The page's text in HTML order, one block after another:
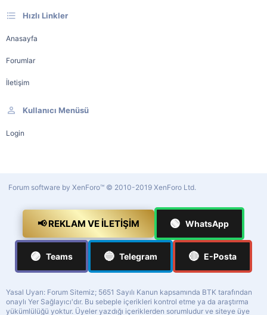
Hızlı Linkler
Anasayfa
Forumlar
İletişim
Kullanıcı Menüsü
Login
Forum software by XenForo™ © 2010-2019 XenForo Ltd.
📢 REKLAM VE İLETIŞIM 🟢 WhatsApp
🟣 Teams 🔵 Telegram 🔴 E-Posta
Yasal Uyarı: Forum Sitemiz; 5651 Sayılı Kanun kapsamında BTK tarafından
onaylı Yer Sağlayıcı'dır. Bu sebeple içerikleri kontrol etme ya da araştırma
yükümlülüğü yoktur. Üyeler yazdığı içeriklerden sorumludur ve siteye üye